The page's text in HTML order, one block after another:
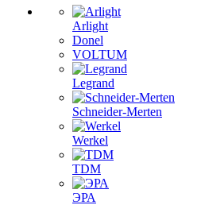
Arlight
Donel
VOLTUM
Legrand
Schneider-Merten
Werkel
TDM
ЭРА